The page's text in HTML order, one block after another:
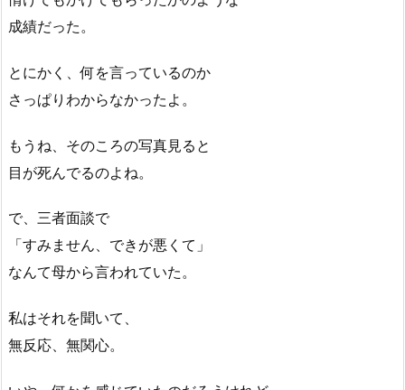
成績だった。
とにかく、何を言っているのか
さっぱりわからなかったよ。
もうね、そのころの写真見ると
目が死んでるのよね。
で、三者面談で
「すみません、できが悪くて」
なんて母から言われていた。
私はそれを聞いて、
無反応、無関心。